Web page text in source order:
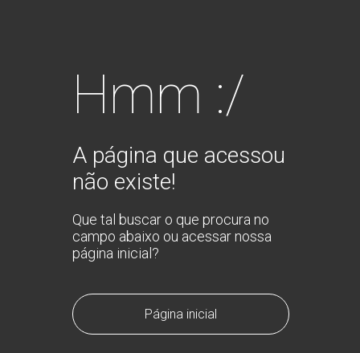
Hmm :/
A página que acessou
não existe!
Que tal buscar o que procura no
campo abaixo ou acessar nossa
página inicial?
Página inicial